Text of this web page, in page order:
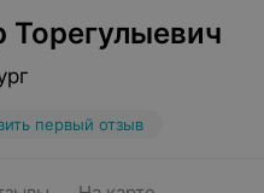
Торегулыевич
первый отзыв